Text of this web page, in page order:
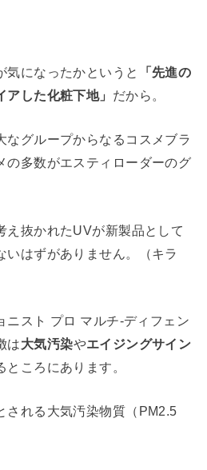
気になったかというと
「先進の
した化粧下地」 だから。
なグループからなるコスメブラ
の多数がエスティローダーのグ
え抜かれたUVが新製品として
はずがありません。
（キラ
ニスト プロ マルチ-ディフェン
は大気汚染やエイジングサイン
ころにあります。
される大気汚染物質（PM2.5